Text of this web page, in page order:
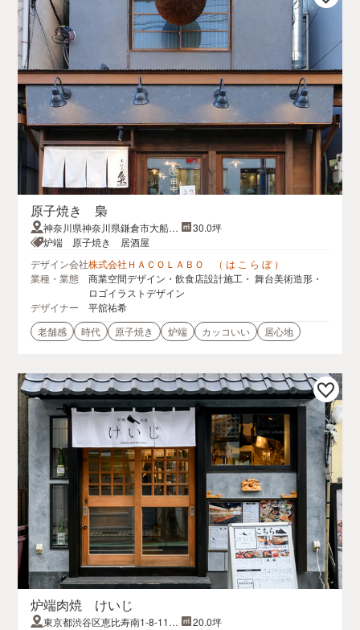
原子焼き 梟
神奈川県神奈川県鎌倉市大船1-
5-6
30.0坪
炉端 原子焼き 居酒屋
デザイン会社株式会社ＨＡＣＯＬＡＢＯ （ は こ ら ぼ ）
業種・業態
商業空間デザイン・飲食店設計施工・ 舞台美術造形・
ロゴイラストデザイン
デザイナー
平舘祐希
老舗感
時代 原子焼き 炉端 カッコいい 居心地
炉端肉焼 けいじ
東京都渋谷区恵比寿南1-8-11恵
20.0坪